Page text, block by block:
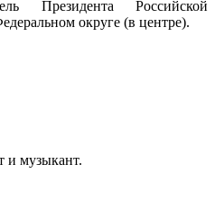
Президента Российской
округе (в центре).
и музыкант.